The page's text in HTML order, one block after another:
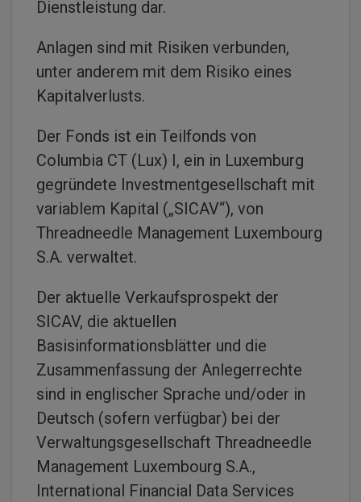
Dienstleistung dar.
Anlagen sind mit Risiken verbunden,
unter anderem mit dem Risiko eines
Kapitalverlusts.
Der Fonds ist ein Teilfonds von
Columbia CT (Lux) I, ein in Luxemburg
gegründete Investmentgesellschaft mit
variablem Kapital („SICAV“), von
Threadneedle Management Luxembourg
S.A. verwaltet.
Der aktuelle Verkaufsprospekt der
SICAV, die aktuellen
Basisinformationsblätter und die
Zusammenfassung der Anlegerrechte
sind in englischer Sprache und/oder in
Deutsch (sofern verfügbar) bei der
Verwaltungsgesellschaft Threadneedle
Management Luxembourg S.A.,
International Financial Data Services